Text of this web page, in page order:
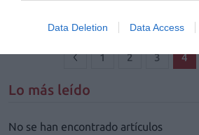
Data Deletion Data Access
1 2 3 4
Lo más leído
No se han encontrado artículos